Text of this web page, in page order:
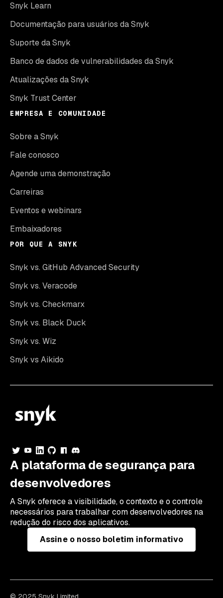
Snyk Learn
Documentação para usuários da Snyk
Suporte da Snyk
Banco de dados de vulnerabilidades da Snyk
Atualizações da Snyk
Snyk Trust Center
EMPRESA E COMUNIDADE
Sobre a Snyk
Fale conosco
Agende uma demonstração
Carreiras
Eventos e webinars
Embaixadores
POR QUE A SNYK
Snyk vs. GitHub Advanced Security
Snyk vs. Veracode
Snyk vs. Checkmarx
Snyk vs. Black Duck
Snyk vs. Wiz
Snyk vs Aikido
A plataforma de segurança para
desenvolvedores
A Snyk oferece a visibilidade, o contexto e o controle
necessários para trabalhar com desenvolvedores na
redução do risco dos aplicativos.
Assine o nosso boletim informativo